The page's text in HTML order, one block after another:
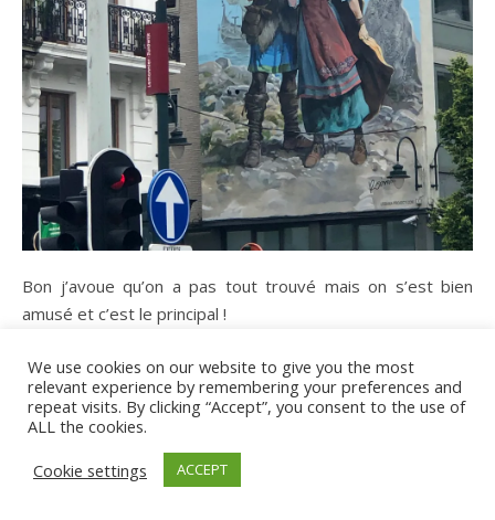
Bon j’avoue qu’on a pas tout trouvé mais on s’est bien
amusé et c’est le principal !
Après toutes ces visites, un peu de repos était nécéssaire.
Se reposer au Parc Royal
Ce fut la dernière visite avant le retour à l’aéroport. Un
petit moment de plaisir avec cette sieste sur un banc, à
We use cookies on our website to give you the most
relevant experience by remembering your preferences and
repeat visits. By clicking “Accept”, you consent to the use of
ALL the cookies.
Cookie settings
ACCEPT